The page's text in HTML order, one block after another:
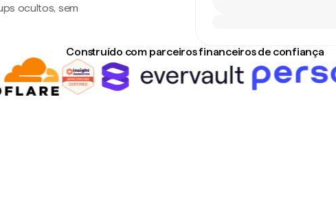
ocultos, sem
Construído com parceiros financeiros de confiança